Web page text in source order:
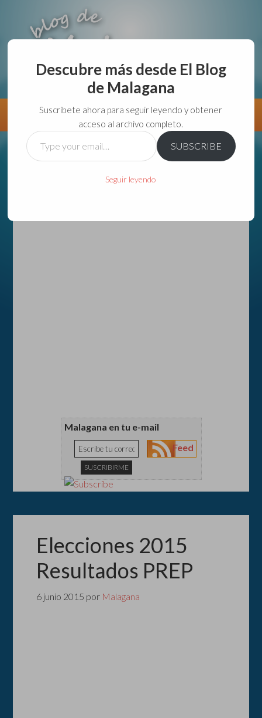
aunque lo haga de malas lo hago....
Información Directorio VivirGuadalajara
Malagana en tu e-mail
Feed
Elecciones 2015
Resultados PREP
6 junio 2015 por Malagana
Descubre más desde El Blog
de Malagana
Suscríbete ahora para seguir leyendo y obtener
acceso al archivo completo.
Type
your
SUBSCRIBE
Seguir leyendo